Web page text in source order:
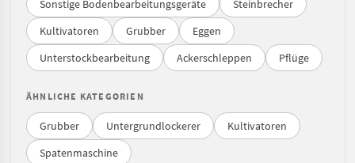
Sonstige Bodenbearbeitungsgeräte
Steinbrecher
Kultivatoren
Grubber
Eggen
Unterstockbearbeitung
Ackerschleppen Pflüge
ÄHNLICHE KATEGORIEN
Grubber Untergrundlockerer
Kultivatoren
Spatenmaschine